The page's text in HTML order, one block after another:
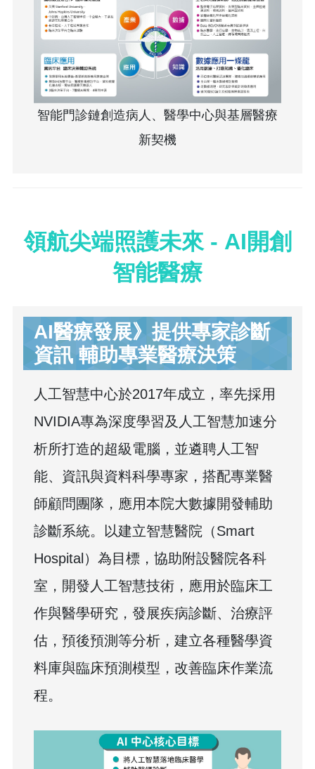
智能門診鏈創造病人、醫學中心與基層醫療
新契機
領航尖端照護未來 - AI開創
智能醫療
AI醫療發展》提供專家診斷
資訊 輔助專業醫療決策
人工智慧中心於2017年成立，率先採用
NVIDIA專為深度學習及人工智慧加速分
析所打造的超級電腦，並遴聘人工智
能、資訊與資料科學專家，搭配專業醫
師顧問團隊，應用本院大數據開發輔助
診斷系統。以建立智慧醫院（Smart
Hospital）為目標，協助附設醫院各科
室，開發人工智慧技術，應用於臨床工
作與醫學研究，發展疾病診斷、治療評
估，預後預測等分析，建立各種醫學資
料庫與臨床預測模型，改善臨床作業流
程。